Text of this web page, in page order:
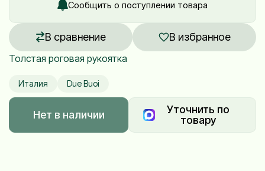
Сообщить о поступлении товара
В сравнение В избранное
Толстая роговая рукоятка
Италия Due Buoi
Нет в наличии
Уточнить по
товару